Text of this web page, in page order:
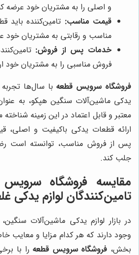
و اصلی را به مشتریان خود عرضه
قیمت مناسب: تامین‌کننده باید
مناسب و رقابتی به مشتریان خود
خدمات پس از فروش:
فروش مناسبی را به مشتریان خود
فروشگاه سرویس قطعه با سال‌ها
یدکی ماشین‌آلات سنگین هپکو، به
معتبر و قابل اعتماد در این زمینه
ارائه قطعات یدکی باکیفیت و
پس از فروش مناسب، توانسته است
جلب کند.
مقایسه فروشگاه
تامین‌کنندگان لوازم یدکی
در بازار لوازم یدکی ماشین‌آلات
وجود دارند که هر کدام مزایا و معایب
بخش، فروشگاه سرویس قطعه را با